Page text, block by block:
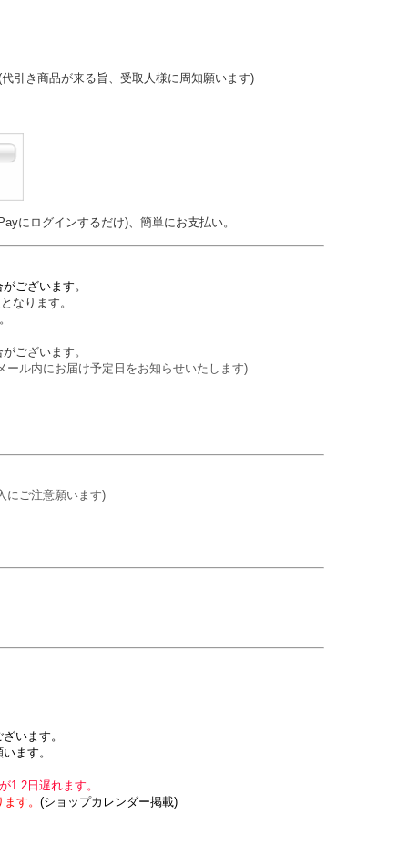
引き商品が来る旨、受取人様に周知願います)
にログインするだけ)、簡単にお支払い。
ございます。
なります。
ございます。
ル内にお届け予定日をお知らせいたします)
にご注意願います)
います。
ます。
1.2日遅れます。
す。 (ショップカレンダー掲載)